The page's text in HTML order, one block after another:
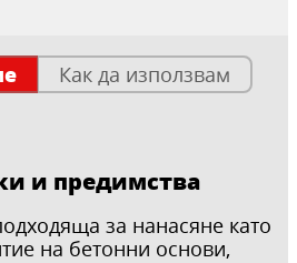
Как да използвам
и предимства
за нанасяне като
на бетонни основи,